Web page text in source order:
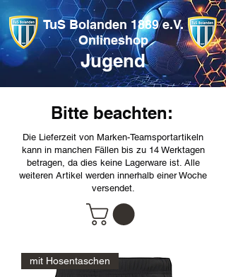
TuS Bolanden 1889 e.V.
Onlineshop
Jugend
Bitte beachten:
Die Lieferzeit von Marken-Teamsportartikeln
kann in manchen Fällen bis zu 14 Werktagen
betragen, da dies keine Lagerware ist. Alle
weiteren Artikel werden innerhalb einer Woche
versendet.
mit Hosentaschen